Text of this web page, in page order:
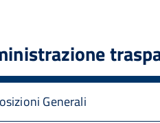
Generali